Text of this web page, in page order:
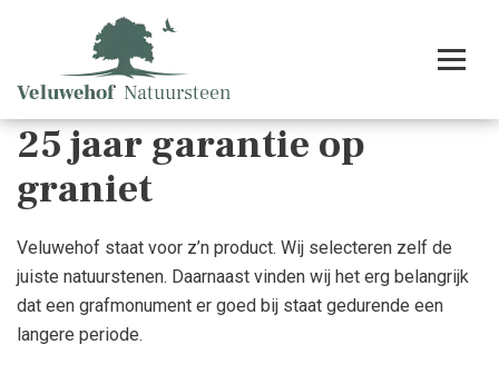
25 jaar garantie op
graniet
Veluwehof staat voor z’n product. Wij selecteren zelf de
juiste natuurstenen. Daarnaast vinden wij het erg belangrijk
dat een grafmonument er goed bij staat gedurende een
langere periode.